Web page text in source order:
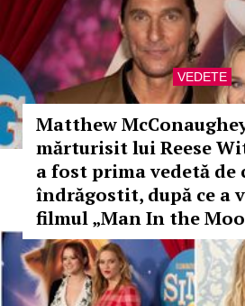
VEDETE
Matthew
mărturisit lui Reese
a fost prima vedetă de
îndrăgostit, după ce a
filmul „Man In the